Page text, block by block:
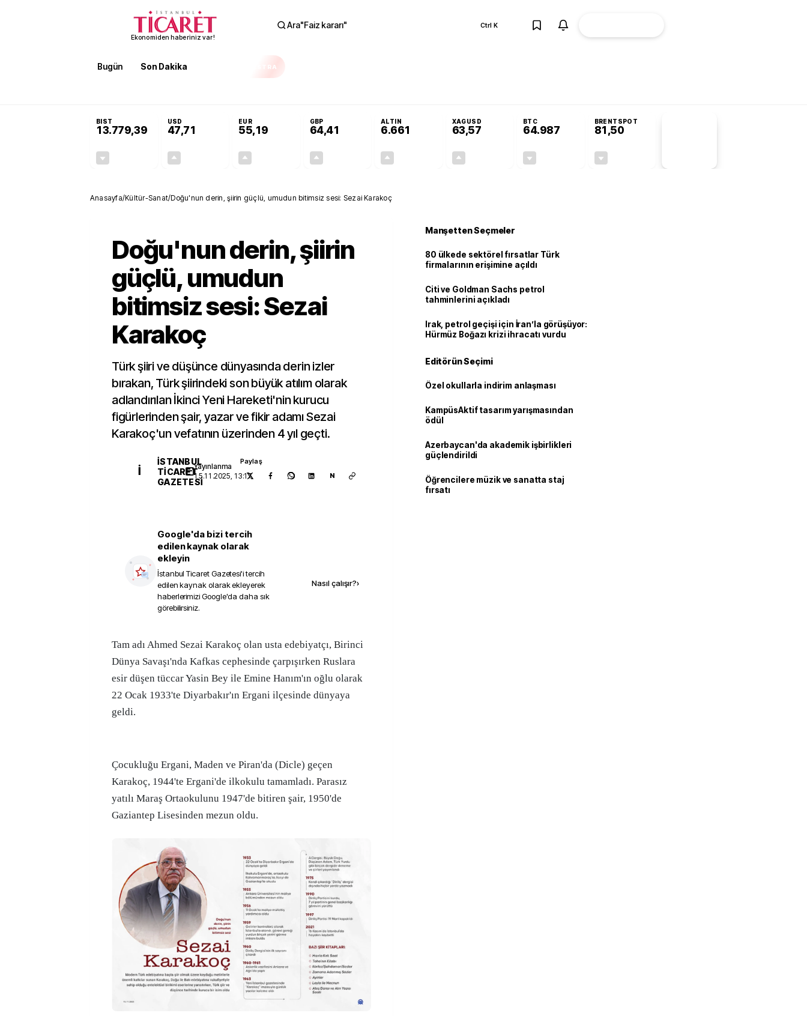
Ekonomiden haberiniz var!
Ara"Faiz kararı" Ctrl K
Bugün Son Dakika EKSTRA
BIST
13.779,39
USD
47,71
EUR
55,19
GBP
64,41
ALTIN
6.661
XAGUSD
63,57
BTC
64.987
BRENTSPOT
81,50
Anasayfa/Kültür-Sanat/Doğu'nun derin, şiirin güçlü, umudun bitimsiz sesi: Sezai Karakoç
Doğu'nun derin, şiirin
güçlü, umudun
bitimsiz sesi: Sezai
Karakoç
Türk şiiri ve düşünce dünyasında derin izler
bırakan, Türk şiirindeki son büyük atılım olarak
adlandırılan İkinci Yeni Hareketi'nin kurucu
figürlerinden şair, yazar ve fikir adamı Sezai
Karakoç'un vefatının üzerinden 4 yıl geçti.
İ
İSTANBUL
TICARET
GAZETESI
Yayınlanma
15.11.2025, 13:17
Paylaş
N
Google'da bizi tercih
edilen kaynak olarak
ekleyin
İstanbul Ticaret Gazetesi'i tercih
edilen kaynak olarak ekleyerek
haberlerimizi Google'da daha sık
görebilirsiniz.
Nasıl çalışır?›
Tam adı Ahmed Sezai Karakoç olan usta edebiyatçı, Birinci
Dünya Savaşı'nda Kafkas cephesinde çarpışırken Ruslara
esir düşen tüccar Yasin Bey ile Emine Hanım'ın oğlu olarak
22 Ocak 1933'te Diyarbakır'ın Ergani ilçesinde dünyaya
geldi.
Çocukluğu Ergani, Maden ve Piran'da (Dicle) geçen
Karakoç, 1944'te Ergani'de ilkokulu tamamladı. Parasız
yatılı Maraş Ortaokulunu 1947'de bitiren şair, 1950'de
Gaziantep Lisesinden mezun oldu.
Manşetten Seçmeler
80 ülkede sektörel fırsatlar Türk
firmalarının erişimine açıldı
Citi ve Goldman Sachs petrol
tahminlerini açıkladı
Irak, petrol geçişi için İran’la görüşüyor:
Hürmüz Boğazı krizi ihracatı vurdu
Editörün Seçimi
Özel okullarla indirim anlaşması
KampüsAktif tasarım yarışmasından
ödül
Azerbaycan'da akademik işbirlikleri
güçlendirildi
Öğrencilere müzik ve sanatta staj
fırsatı